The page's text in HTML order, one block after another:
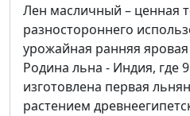
Лен масличный – ценная
разностороннего
урожайная ранняя
Родина льна - Индия, где
изготовлена первая
растением